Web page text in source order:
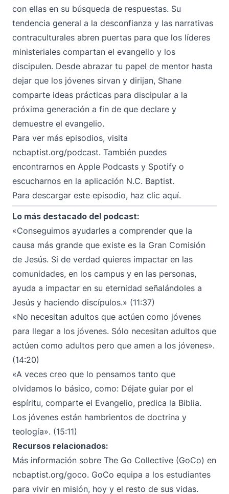
con ellas en su búsqueda de respuestas. Su
tendencia general a la desconfianza y las narrativas
contraculturales abren puertas para que los líderes
ministeriales compartan el evangelio y los
discipulen. Desde abrazar tu papel de mentor hasta
dejar que los jóvenes sirvan y dirijan, Shane
comparte ideas prácticas para discipular a la
próxima generación a fin de que declare y
demuestre el evangelio.
Para ver más episodios, visita
ncbaptist.org/podcast. También puedes
encontrarnos en Apple Podcasts y Spotify o
escucharnos en la aplicación N.C. Baptist.
Para descargar este episodio, haz clic aquí.
Lo más destacado del podcast:
«Conseguimos ayudarles a comprender que la
causa más grande que existe es la Gran Comisión
de Jesús. Si de verdad quieres impactar en las
comunidades, en los campus y en las personas,
ayuda a impactar en su eternidad señalándoles a
Jesús y haciendo discípulos.» (11:37)
«No necesitan adultos que actúen como jóvenes
para llegar a los jóvenes. Sólo necesitan adultos que
actúen como adultos pero que amen a los jóvenes».
(14:20)
«A veces creo que lo pensamos tanto que
olvidamos lo básico, como: Déjate guiar por el
espíritu, comparte el Evangelio, predica la Biblia.
Los jóvenes están hambrientos de doctrina y
teología». (15:11)
Recursos relacionados:
Más información sobre The Go Collective (GoCo) en
ncbaptist.org/goco. GoCo equipa a los estudiantes
para vivir en misión, hoy y el resto de sus vidas.